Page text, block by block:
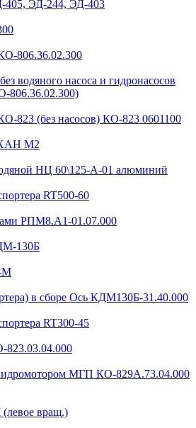
405, ЭД-244, ЭД-403
806.36.02.300
водяного насоса и гидронасосов
806.36.02.300)
823 (без насосов) КО-823 0601100
М2
НЦ 60\125-А-01 алюминий
RT500-60
РПМ8.А1-01.07.000
130Б
М
в сборе Ось КДМ130Б-31.40.000
RT300-45
823.03.04.000
гидромотором МГП КО-829А.73.04.000
вращ.)